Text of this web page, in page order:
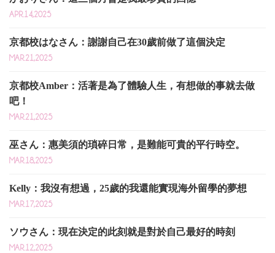
APR.14,2025
京都校はなさん：謝謝自己在30歲前做了這個決定
MAR.21,2025
京都校Amber：活著是為了體驗人生，有想做的事就去做
吧！
MAR.21,2025
巫さん：惠美須的瑣碎日常，是難能可貴的平行時空。
MAR.18,2025
Kelly：我沒有想過，25歲的我還能實現海外留學的夢想
MAR.17,2025
ソウさん：現在決定的此刻就是對於自己最好的時刻
MAR.12,2025